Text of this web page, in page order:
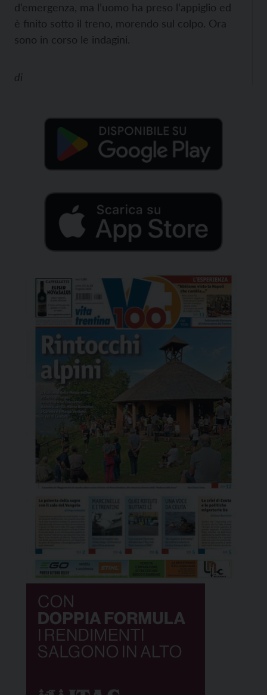
d’emergenza, ma l’uomo ha preso l’appiglio ed
è finito sotto il treno, morendo sul colpo. Ora
sono in corso le indagini.
di